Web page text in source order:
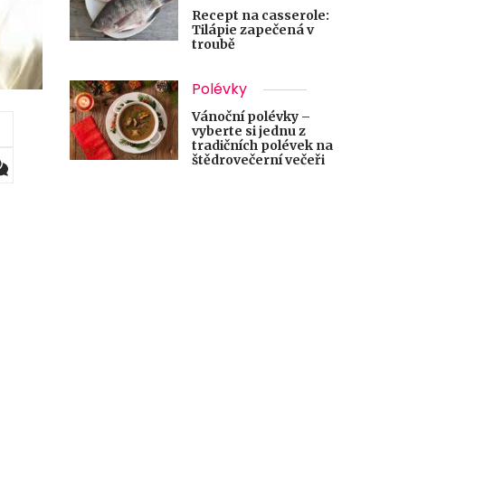
Recept na casserole:
Tilápie zapečená v
troubě
Polévky
Vánoční polévky –
vyberte si jednu z
tradičních polévek na
štědrovečerní večeři